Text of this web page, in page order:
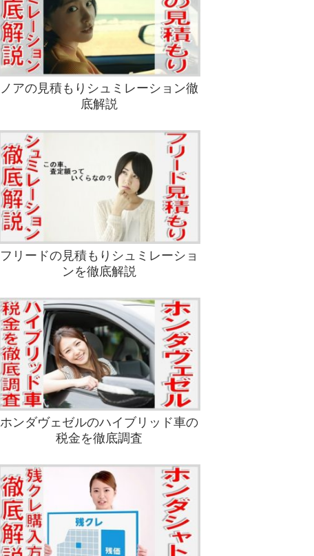
ノアの見積もりシュミレーション徹
底解説
フリードの見積もりシュミレーショ
ンを徹底解説
ホンダヴェゼルのハイブリッド車の
税金を徹底調査